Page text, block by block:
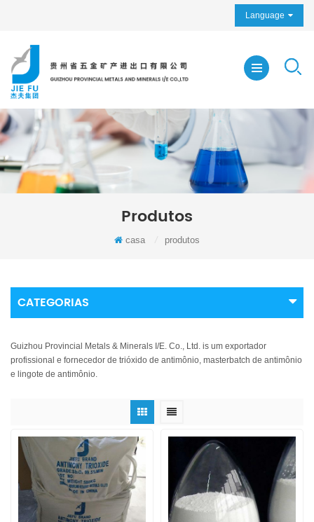
Language
Produtos
casa produtos
CATEGORIAS
Guizhou Provincial Metals & Minerals I/E. Co., Ltd. is um exportador
profissional e fornecedor de trióxido de antimônio, masterbatch de antimônio
e lingote de antimônio.